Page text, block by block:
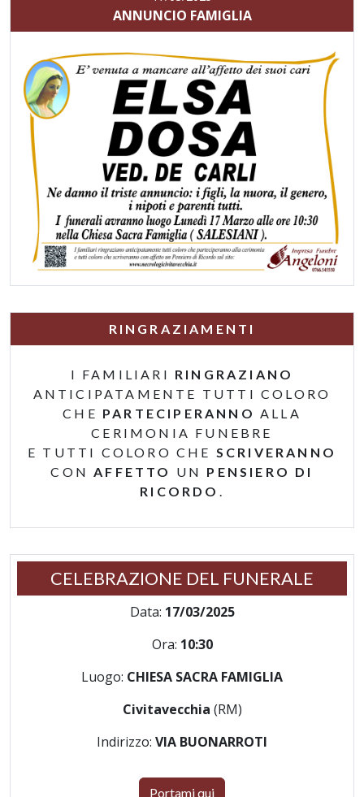
ANNUNCIO FAMIGLIA
RINGRAZIAMENTI
I FAMILIARI RINGRAZIANO
ANTICIPATAMENTE TUTTI COLORO
CHE PARTECIPERANNO ALLA
CERIMONIA FUNEBRE
E TUTTI COLORO CHE SCRIVERANNO
CONAFFETTO UN PENSIERO DI
RICORDO .
CELEBRAZIONE DEL FUNERALE
Data: 17/03/2025
Ora: 10:30
Luogo: CHIESA SACRA FAMIGLIA
Civitavecchia (RM)
Indirizzo: VIA BUONARROTI
Portami qui